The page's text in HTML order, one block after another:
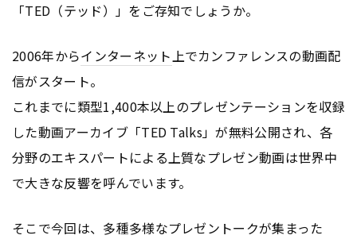
「TED（テッド）」をご存知でしょうか。
2006年からインターネット上でカンファレンスの動画配
信がスタート。
これまでに類型1,400本以上のプレゼンテーションを収録
した動画アーカイブ「TED Talks」が無料公開され、各
分野のエキスパートによる上質なプレゼン動画は世界中
で大きな反響を呼んでいます。
そこで今回は、多種多様なプレゼントークが集まった